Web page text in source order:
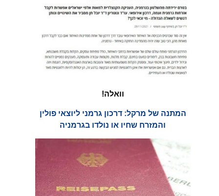
וואלה!
המתנה של מרקל: דרכון גרמני ליוצאי פולין
והמזרח שחיו או נולדו בגרמניה